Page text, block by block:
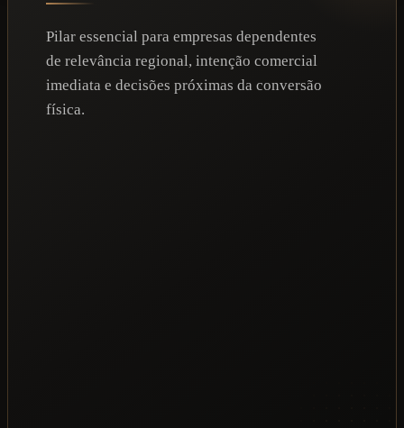
Pilar essencial para empresas dependentes
de relevância regional, intenção comercial
imediata e decisões próximas da conversão
física.